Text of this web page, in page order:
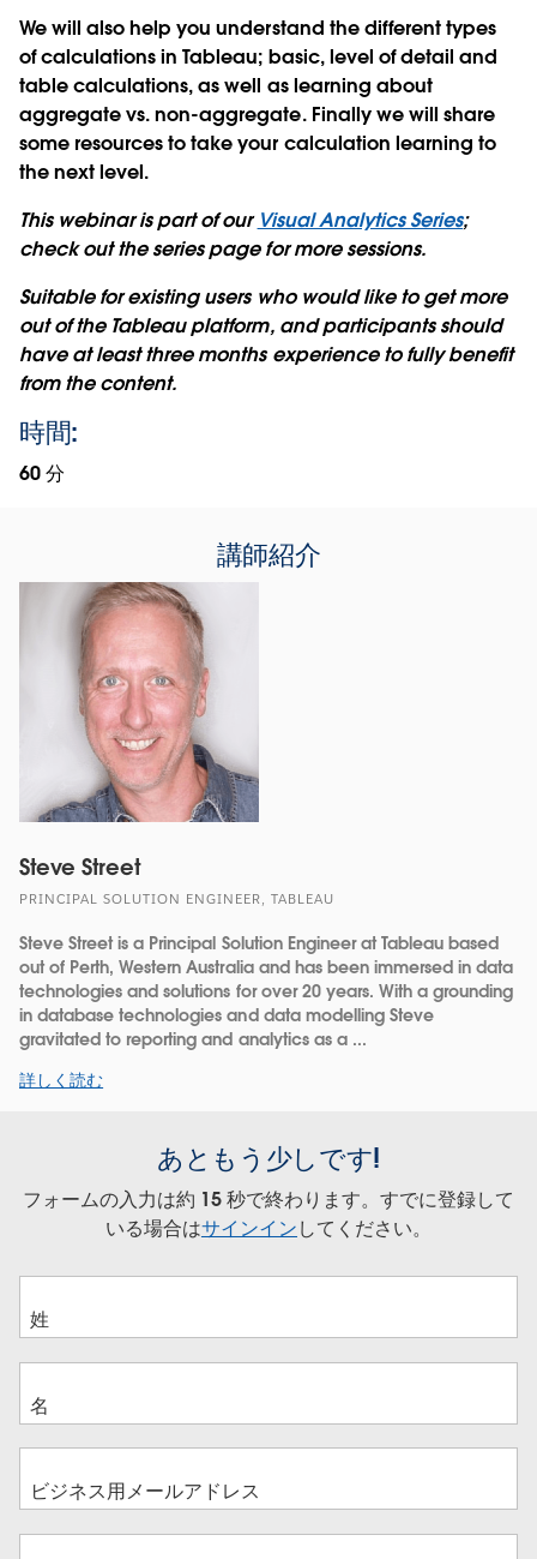
We will also help you understand the different types
of calculations in Tableau; basic, level of detail and
table calculations, as well as learning about
aggregate vs. non-aggregate. Finally we will share
some resources to take your calculation learning to
the next level.
This webinar is part of our Visual Analytics Series;
check out the series page for more sessions.
Suitable for existing users who would like to get more
out of the Tableau platform, and participants should
have at least three months experience to fully benefit
from the content.
時間:
60 分
講師紹介
Steve Street
PRINCIPAL SOLUTION ENGINEER, TABLEAU
Steve Street is a Principal Solution Engineer at Tableau based
out of Perth, Western Australia and has been immersed in data
technologies and solutions for over 20 years. With a grounding
in database technologies and data modelling Steve
gravitated to reporting and analytics as a ...
詳しく読む
あともう少しです!
フォームの入力は約 15 秒で終わります。すでに登録して
いる場合はサインインしてください。